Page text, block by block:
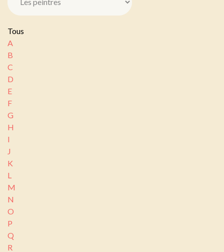
Tous
A
B
C
D
E
F
G
H
I
J
K
L
M
N
O
P
Q
R